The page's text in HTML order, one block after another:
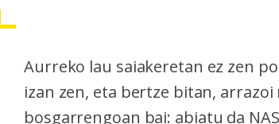
Aurreko lau saiakeretan ez zen
izan zen, eta bertze bitan,
bosgarrengoan bai: abiatu da